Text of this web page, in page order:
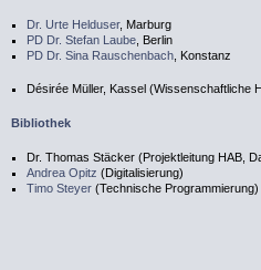
Dr. Urte Helduser, Marburg
PD Dr. Stefan Laube , Berlin
PD Dr. Sina Rauschenbach , Konstanz
Désirée Müller, Kassel (Wissenschaftliche
Bibliothek
Dr. Thomas Stäcker (Projektleitung HAB,
Andrea Opitz (Digitalisierung)
Timo Steyer (Technische Programmierung)